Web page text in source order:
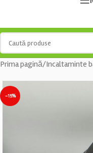
Prima pagină/Incaltaminte
-15%